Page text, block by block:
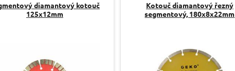
diamantový kotouč
125x12mm
Kotouč diamantový řezný
segmentový, 180x8x22mm